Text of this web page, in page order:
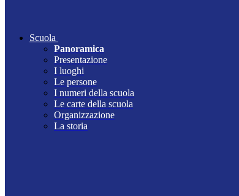
Scuola
Panoramica
Presentazione
I luoghi
Le persone
I numeri della scuola
Le carte della scuola
Organizzazione
La storia